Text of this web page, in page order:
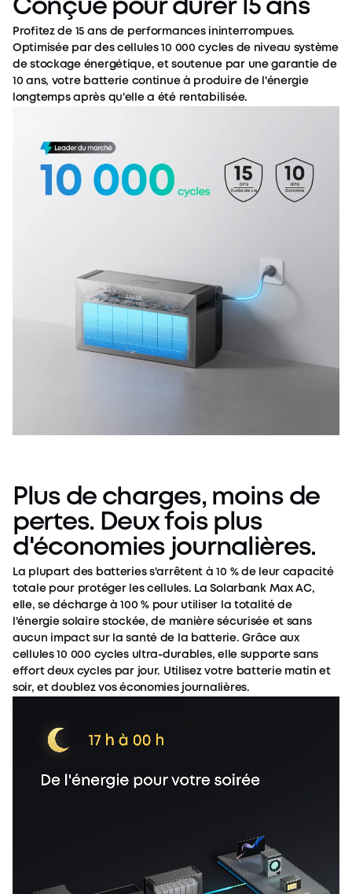
Conçue pour durer 15 ans
Profitez de 15 ans de performances ininterrompues.
Optimisée par des cellules 10 000 cycles de niveau système
de stockage énergétique, et soutenue par une garantie de
10 ans, votre batterie continue à produire de l'énergie
longtemps après qu'elle a été rentabilisée.
Plus de charges, moins de
pertes. Deux fois plus
d'économies journalières.
La plupart des batteries s'arrêtent à 10 % de leur capacité
totale pour protéger les cellules. La Solarbank Max AC,
elle, se décharge à 100 % pour utiliser la totalité de
l'énergie solaire stockée, de manière sécurisée et sans
aucun impact sur la santé de la batterie. Grâce aux
cellules 10 000 cycles ultra-durables, elle supporte sans
effort deux cycles par jour. Utilisez votre batterie matin et
soir, et doublez vos économies journalières.